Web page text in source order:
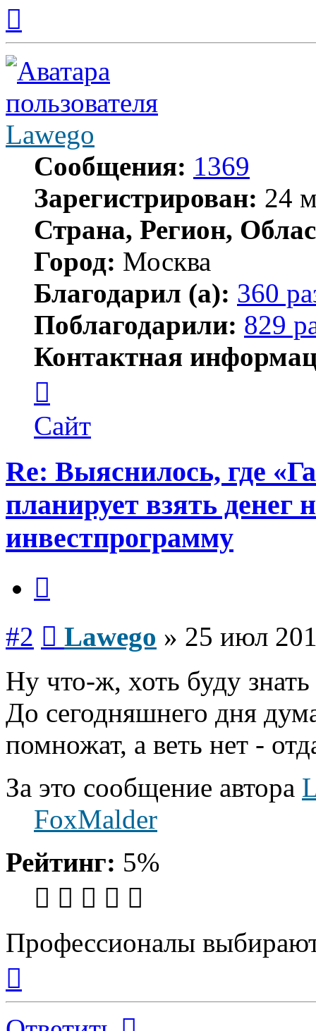
началу
Lawego
Сообщения: 1369
Зарегистрирован: 24
Страна, Регион,
Город: Москва
Благодарил (а): 360
Поблагодарили: 829
Контактная
пользователя
Lawego
Сайт
Re: Выяснилось, где
планирует взять денег
инвестпрограмму
#2 Lawego » 25 июл
Ну что-ж, хоть буду
До сегодняшнего дня
помножат, а веть нет -
За это сообщение автора
FoxMalder
Рейтинг: 5%
Профессионалы
началу